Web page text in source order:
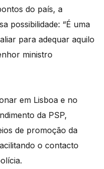
do país, a
possibilidade: “É uma
para adequar aquilo
ministro
em Lisboa e no
da PSP,
de promoção da
o contacto